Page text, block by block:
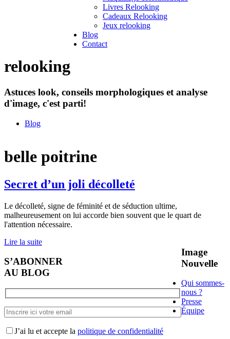
Livres Relooking
Cadeaux Relooking
Jeux relooking
Blog
Contact
relooking
Astuces look, conseils morphologiques et analyse
d'image, c'est parti!
Blog
belle poitrine
Secret d’un joli décolleté
Le décolleté, signe de féminité et de séduction ultime,
malheureusement on lui accorde bien souvent que le quart de
l'attention nécessaire.
Lire la suite
S’ABONNER
AU BLOG
J’ai lu et accepte la politique de confidentialité
Image
Nouvelle
Qui sommes-
nous ?
Presse
Équipe